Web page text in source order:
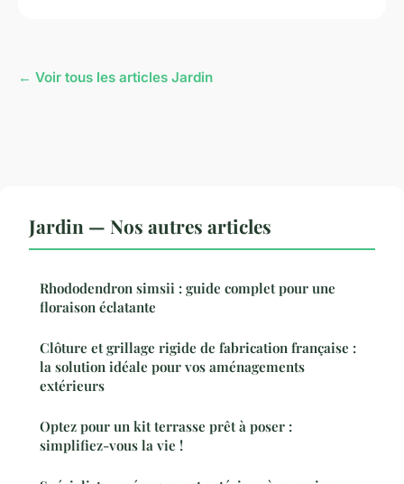
← Voir tous les articles Jardin
Jardin — Nos autres articles
Rhododendron simsii : guide complet pour une
floraison éclatante
Clôture et grillage rigide de fabrication française :
la solution idéale pour vos aménagements
extérieurs
Optez pour un kit terrasse prêt à poser :
simplifiez-vous la vie !